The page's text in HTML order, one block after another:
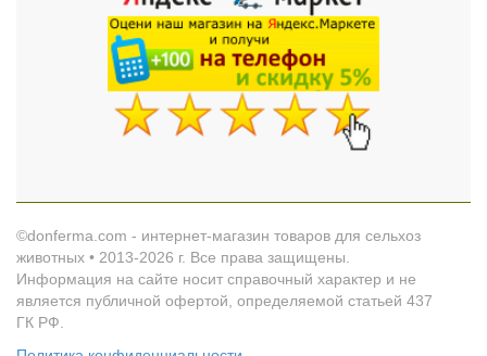
©donferma.com - интернет-магазин товаров для сельхоз
животных • 2013-2026 г. Все права защищены.
Информация на сайте носит справочный характер и не
является публичной офертой, определяемой статьей 437
ГК РФ.